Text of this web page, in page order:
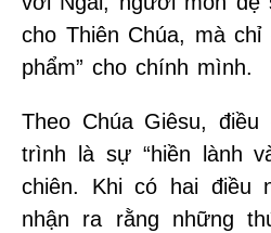
cho Thiên Chúa, mà chỉ
phẩm” cho chính mình.
Theo Chúa Giêsu,
trình là sự “hiền lành
chiên. Khi có hai điều
nhận ra rằng những